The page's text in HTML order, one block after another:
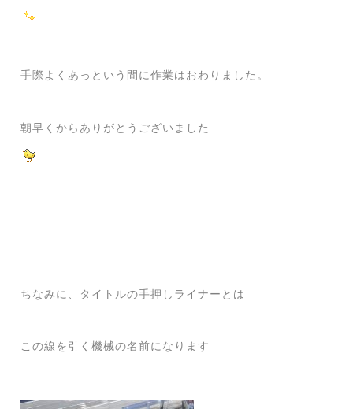
手際よくあっという間に作業はおわりました。
朝早くからありがとうございました
ちなみに、タイトルの手押しライナーとは
この線を引く機械の名前になります